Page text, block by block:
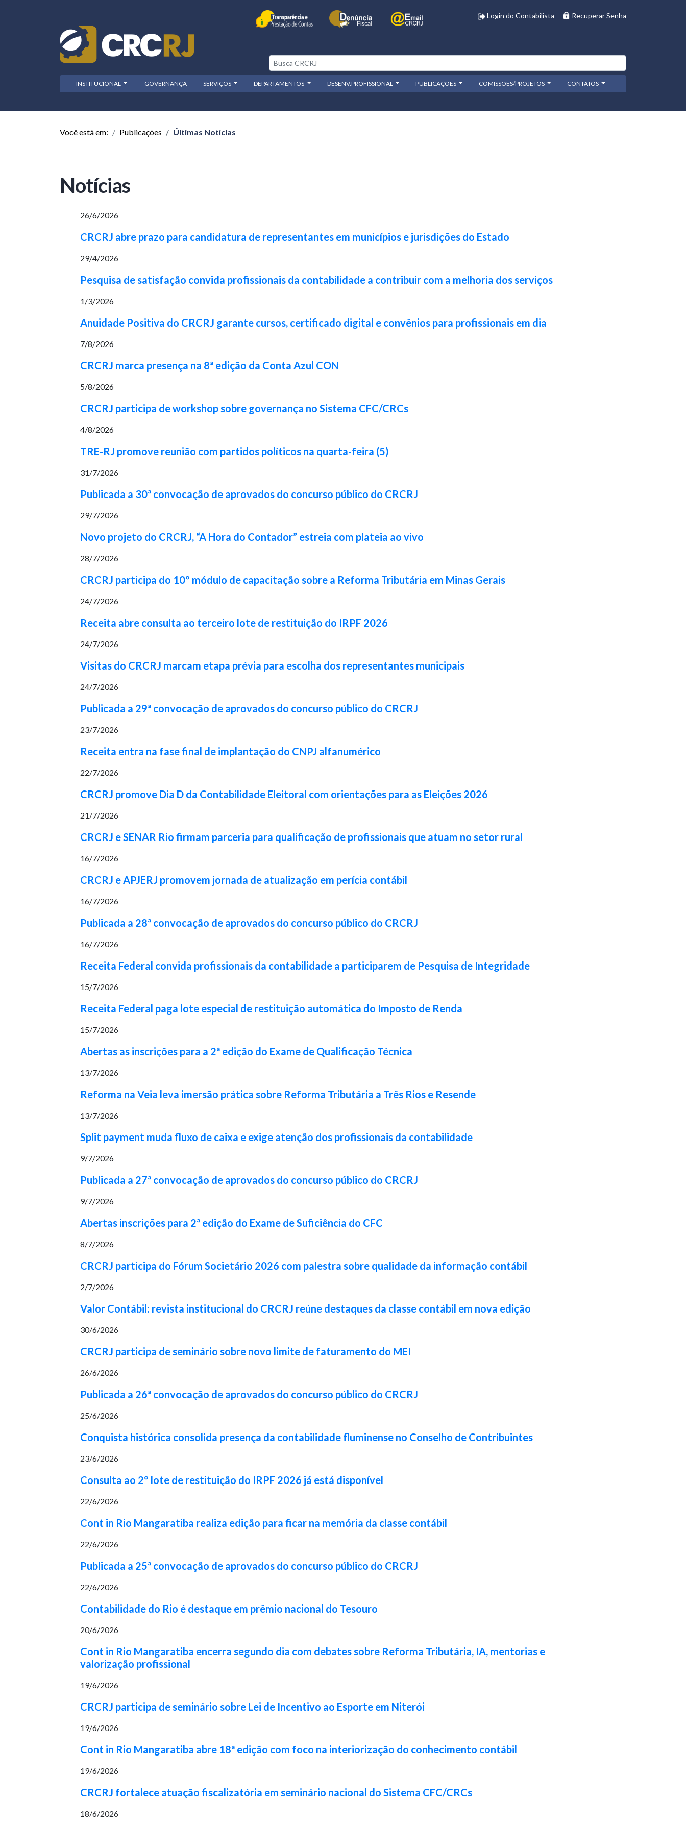
Login do Contabilista Recuperar Senha
INSTITUCIONAL GOVERNANÇA SERVIÇOS DEPARTAMENTOS DESENV.PROFISSIONAL PUBLICAÇÕES COMISSÕES/PROJETOS CONTATOS
Você está em: Publicações Últimas Notícias
Notícias
26/6/2026
CRCRJ abre prazo para candidatura de representantes em municípios e jurisdições do Estado
29/4/2026
Pesquisa de satisfação convida profissionais da contabilidade a contribuir com a melhoria dos serviços
1/3/2026
Anuidade Positiva do CRCRJ garante cursos, certificado digital e convênios para profissionais em dia
7/8/2026
CRCRJ marca presença na 8ª edição da Conta Azul CON
5/8/2026
CRCRJ participa de workshop sobre governança no Sistema CFC/CRCs
4/8/2026
TRE-RJ promove reunião com partidos políticos na quarta-feira (5)
31/7/2026
Publicada a 30ª convocação de aprovados do concurso público do CRCRJ
29/7/2026
Novo projeto do CRCRJ, “A Hora do Contador” estreia com plateia ao vivo
28/7/2026
CRCRJ participa do 10º módulo de capacitação sobre a Reforma Tributária em Minas Gerais
24/7/2026
Receita abre consulta ao terceiro lote de restituição do IRPF 2026
24/7/2026
Visitas do CRCRJ marcam etapa prévia para escolha dos representantes municipais
24/7/2026
Publicada a 29ª convocação de aprovados do concurso público do CRCRJ
23/7/2026
Receita entra na fase final de implantação do CNPJ alfanumérico
22/7/2026
CRCRJ promove Dia D da Contabilidade Eleitoral com orientações para as Eleições 2026
21/7/2026
CRCRJ e SENAR Rio firmam parceria para qualificação de profissionais que atuam no setor rural
16/7/2026
CRCRJ e APJERJ promovem jornada de atualização em perícia contábil
16/7/2026
Publicada a 28ª convocação de aprovados do concurso público do CRCRJ
16/7/2026
Receita Federal convida profissionais da contabilidade a participarem de Pesquisa de Integridade
15/7/2026
Receita Federal paga lote especial de restituição automática do Imposto de Renda
15/7/2026
Abertas as inscrições para a 2ª edição do Exame de Qualificação Técnica
13/7/2026
Reforma na Veia leva imersão prática sobre Reforma Tributária a Três Rios e Resende
13/7/2026
Split payment muda fluxo de caixa e exige atenção dos profissionais da contabilidade
9/7/2026
Publicada a 27ª convocação de aprovados do concurso público do CRCRJ
9/7/2026
Abertas inscrições para 2ª edição do Exame de Suficiência do CFC
8/7/2026
CRCRJ participa do Fórum Societário 2026 com palestra sobre qualidade da informação contábil
2/7/2026
Valor Contábil: revista institucional do CRCRJ reúne destaques da classe contábil em nova edição
30/6/2026
CRCRJ participa de seminário sobre novo limite de faturamento do MEI
26/6/2026
Publicada a 26ª convocação de aprovados do concurso público do CRCRJ
25/6/2026
Conquista histórica consolida presença da contabilidade fluminense no Conselho de Contribuintes
23/6/2026
Consulta ao 2º lote de restituição do IRPF 2026 já está disponível
22/6/2026
Cont in Rio Mangaratiba realiza edição para ficar na memória da classe contábil
22/6/2026
Publicada a 25ª convocação de aprovados do concurso público do CRCRJ
22/6/2026
Contabilidade do Rio é destaque em prêmio nacional do Tesouro
20/6/2026
Cont in Rio Mangaratiba encerra segundo dia com debates sobre Reforma Tributária, IA, mentorias e
valorização profissional
19/6/2026
CRCRJ participa de seminário sobre Lei de Incentivo ao Esporte em Niterói
19/6/2026
Cont in Rio Mangaratiba abre 18ª edição com foco na interiorização do conhecimento contábil
19/6/2026
CRCRJ fortalece atuação fiscalizatória em seminário nacional do Sistema CFC/CRCs
18/6/2026